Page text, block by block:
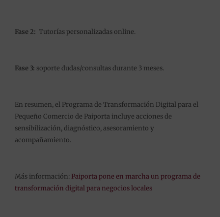
Fase 2: Tutorías personalizadas online.
Fase 3: soporte dudas/consultas durante 3 meses.
En resumen, el Programa de Transformación Digital para el
Pequeño Comercio de Paiporta incluye acciones de
sensibilización, diagnóstico, asesoramiento y
acompañamiento.
Más información: Paiporta pone en marcha un programa de
transformación digital para negocios locales